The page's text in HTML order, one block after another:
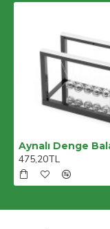
475,20TL